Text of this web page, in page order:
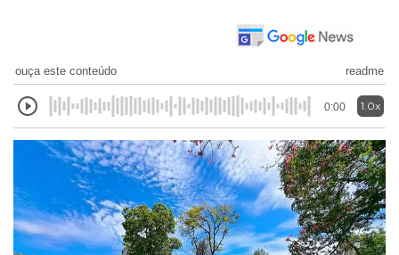
ouça este conteúdo readme
0:00 1.0x